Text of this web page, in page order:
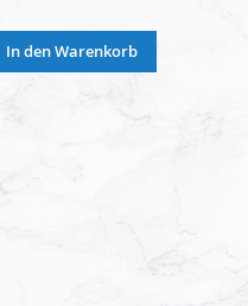
In den Warenkorb